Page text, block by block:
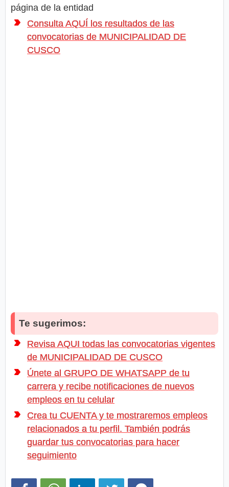
página de la entidad
Consulta AQUÍ los resultados de las
convocatorias de MUNICIPALIDAD DE
CUSCO
Te sugerimos:
Revisa AQUI todas las convocatorias vigentes
de MUNICIPALIDAD DE CUSCO
Únete al GRUPO DE WHATSAPP de tu
carrera y recibe notificaciones de nuevos
empleos en tu celular
Crea tu CUENTA y te mostraremos empleos
relacionados a tu perfil. También podrás
guardar tus convocatorias para hacer
seguimiento